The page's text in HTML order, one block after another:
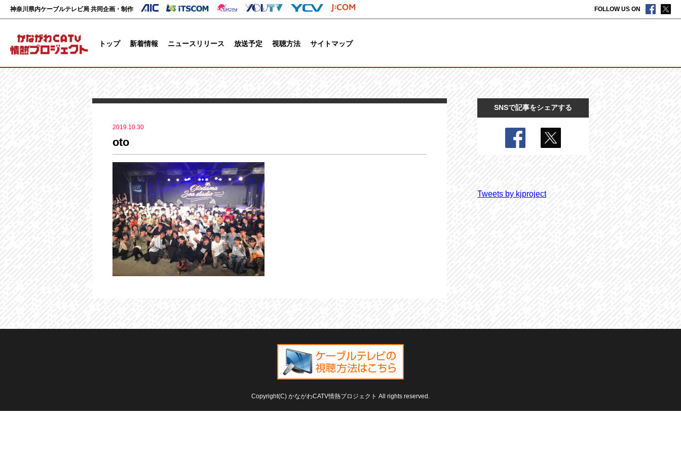
神奈川県内ケーブルテレビ局 共同企画・制作 FOLLOW US ON
トップ 新着情報 ニュースリリース 放送予定 視聴方法 サイトマップ
2019.10.30
oto
SNSで記事をシェアする
Tweets by kjproject
Copyright(C) かながわCATV情熱プロジェクト All rights reserved.